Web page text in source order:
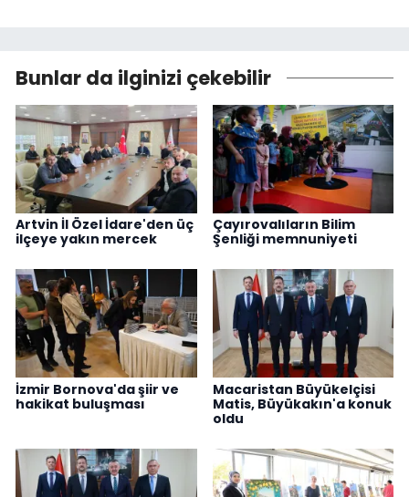
Bunlar da ilginizi çekebilir
Artvin İl Özel İdare'den üç
ilçeye yakın mercek
Çayırovalıların Bilim
Şenliği memnuniyeti
İzmir Bornova'da şiir ve
hakikat buluşması
Macaristan Büyükelçisi
Matis, Büyükakın'a konuk
oldu